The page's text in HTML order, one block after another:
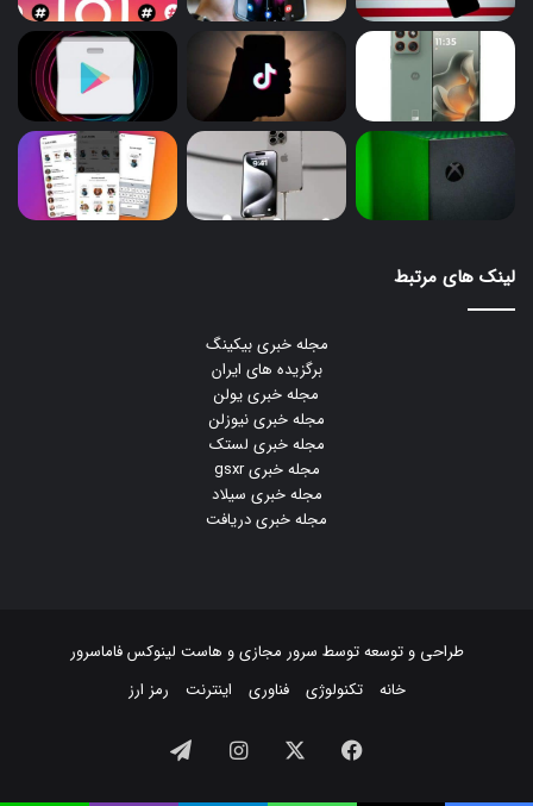
لینک های مرتبط
مجله خبری بیکینگ
برگزیده های ایران
مجله خبری یولن
مجله خبری نیوزلن
مجله خبری لستک
مجله خبری gsxr
مجله خبری سیلاد
مجله خبری دریافت
طراحی و توسعه توسط سرور مجازیو هاست لینوکسفاماسرور
خانه
تکنولوژی فناوری اینترنت رمز ارز
فیسبوک ایکس اینستاگرام